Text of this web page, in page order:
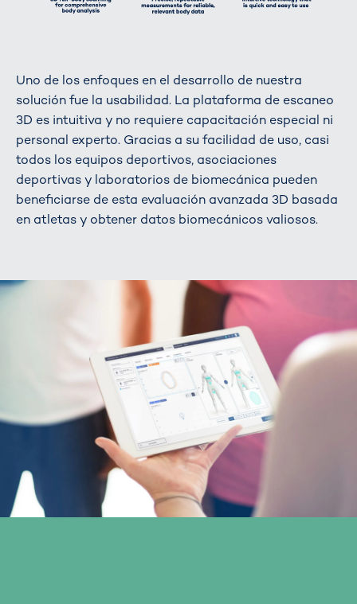
Uno de los enfoques en el desarrollo de nuestra
solución fue la usabilidad. La plataforma de escaneo
3D es intuitiva y no requiere capacitación especial ni
personal experto. Gracias a su facilidad de uso, casi
todos los equipos deportivos, asociaciones
deportivas y laboratorios de biomecánica pueden
beneficiarse de esta evaluación avanzada 3D basada
en atletas y obtener datos biomecánicos valiosos.